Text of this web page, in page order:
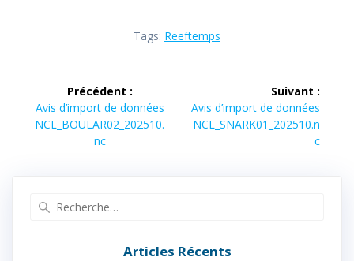
Tags: Reeftemps
Navigation
de
l’article
Précédent :
Article
précédent :
Avis d’import de données
NCL_BOULAR02_202510.
nc
Suivant :
Article
suivant :
Avis d’import de données
NCL_SNARK01_202510.n
c
Articles Récents